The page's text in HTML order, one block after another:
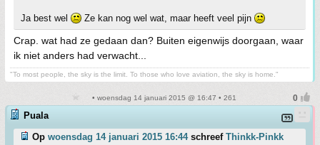
Ja best wel Ze kan nog wel wat, maar heeft veel pijn
Crap. wat had ze gedaan dan? Buiten eigenwijs doorgaan, waar
ik niet anders had verwacht...
"To most people, the sky is the limit. To those who love aviation, the sky is home."
• woensdag 14 januari 2015 @ 16:47 • 261
Puala
Op woensdag 14 januari 2015 16:44schreef Thinkk-Pinkk